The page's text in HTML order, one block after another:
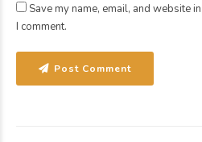
Save my name, email, and website
I comment.
Post Comment